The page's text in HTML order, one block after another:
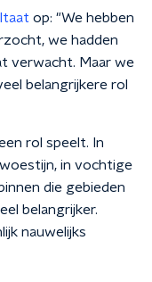
op: "We hebben
we hadden
verwacht. Maar we
belangrijkere rol
rol speelt. In
in vochtige
die gebieden
belangrijker.
nauwelijks